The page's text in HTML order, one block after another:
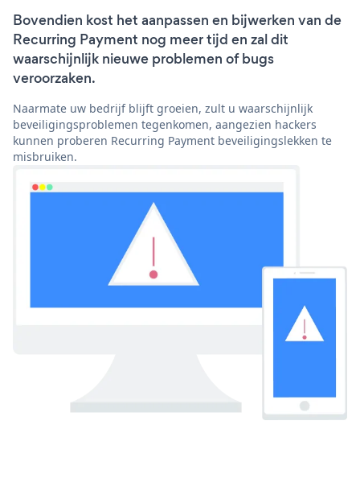
Bovendien kost het aanpassen en bijwerken van de
Recurring Payment nog meer tijd en zal dit
waarschijnlijk nieuwe problemen of bugs
veroorzaken.
Naarmate uw bedrijf blijft groeien, zult u waarschijnlijk
beveiligingsproblemen tegenkomen, aangezien hackers
kunnen proberen Recurring Payment beveiligingslekken te
misbruiken.